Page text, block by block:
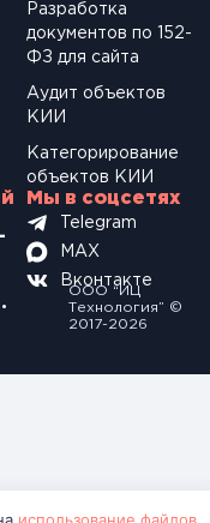
Разработка
документов по 152-
ФЗ для сайта
Аудит объектов
КИИ
Категорирование
объектов КИИ
Мы в соцсетях
Telegram
MAX
Вконтакте
•
ООО “ИЦ
Технология” ©
2017-2026